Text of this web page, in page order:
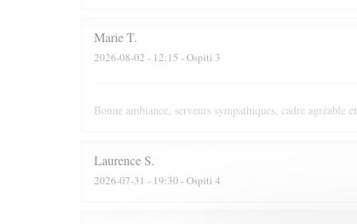
MarieT
2026-08-02 - 12:15 - Ospiti 3
Bonne ambiance, serveurs sympathiques, cadre agréable
Laurence S
2026-07-31 - 19:30 - Ospiti 4